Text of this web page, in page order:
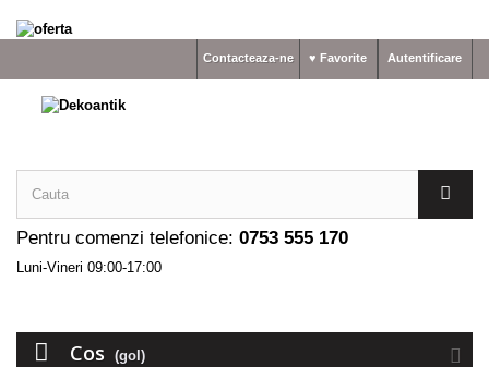
Autentificare
♥ Favorite
Contacteaza-ne
Pentru comenzi telefonice: 0753 555 170
Luni-Vineri 09:00-17:00
Cos (gol)